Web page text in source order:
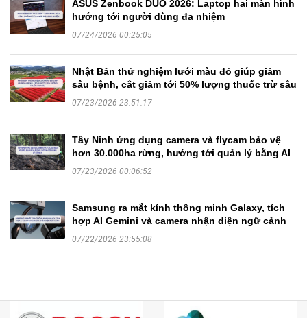
ASUS Zenbook DUO 2026: Laptop hai màn hình
hướng tới người dùng đa nhiệm
07/24/2026 00:25:05
Nhật Bản thử nghiệm lưới màu đỏ giúp giảm
sâu bệnh, cắt giảm tới 50% lượng thuốc trừ sâu
07/23/2026 23:51:17
Tây Ninh ứng dụng camera và flycam bảo vệ
hơn 30.000ha rừng, hướng tới quản lý bằng AI
07/23/2026 00:06:52
Samsung ra mắt kính thông minh Galaxy, tích
hợp AI Gemini và camera nhận diện ngữ cảnh
07/22/2026 23:55:08